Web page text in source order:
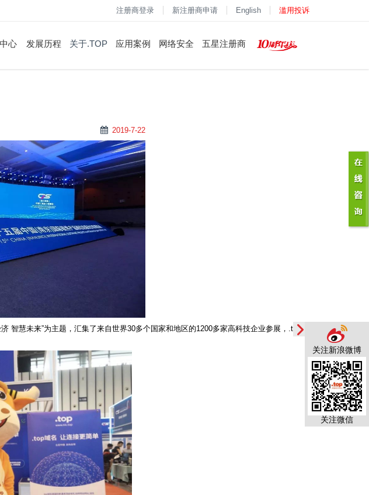
注册商登录 新注册商申请 English 滥用投诉
心 发展历程 关于.TOP 应用案例 网络安全 五星注册商
关注新浪微博
关注微信
2019-7-22
慧未来”为主题，汇集了来自世界30多个国家和地区的1200多家高科技企业参展，.top域